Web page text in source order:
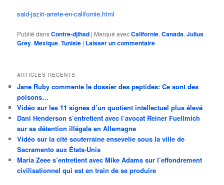
said-jaziri-arrete-en-californie.html
Publié dansContre-djihad | Marqué avecCalifornie,Canada,Julius
Grey,Mexique,Tunisie | Laisser un commentaire
ARTICLES RÉCENTS
Jane Ruby commente le dossier des peptides: Ce sont des
poisons…
Vidéo sur les 11 signes d’un quotient intellectuel plus élevé
Dani Henderson s’entretient avec l’avocat Reiner Fuellmich
sur sa détention illégale en Allemagne
Vidéo sur la cité souterraine ensevelie sous la ville de
Sacramento aux États-Unis
Maria Zeee s’entretient avec Mike Adams sur l’effondrement
civilisationnel qui est en train de se produire